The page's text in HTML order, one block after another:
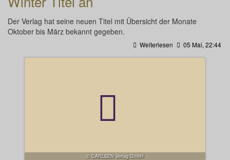
Der Verlag hat seine neuen Titel mit Übersicht der Monate
Oktober bis März bekannt gegeben.
Weiterlesen 05 Mai, 22:44
© CARLSEN Verlag GmbH